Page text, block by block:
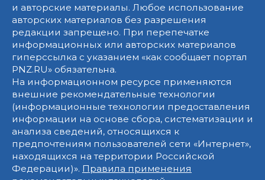
и авторские материалы. Любое использование
авторских материалов без разрешения
редакции запрещено. При перепечатке
информационных или авторских материалов
гиперссылка с указанием «как сообщает портал
PNZ.RU» обязательна.
На информационном ресурсе применяются
внешние рекомендательные технологии
(информационные технологии предоставления
информации на основе сбора, систематизации и
анализа сведений, относящихся к
предпочтениям пользователей сети «Интернет»,
находящихся на территории Российской
Федерации)». Правила применения